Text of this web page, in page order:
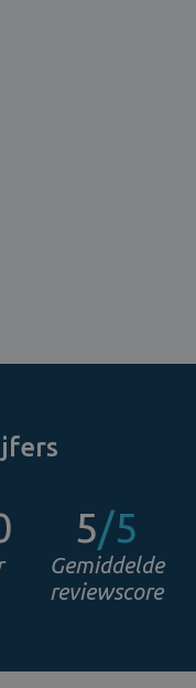
5/5
Gemiddelde
reviewscore